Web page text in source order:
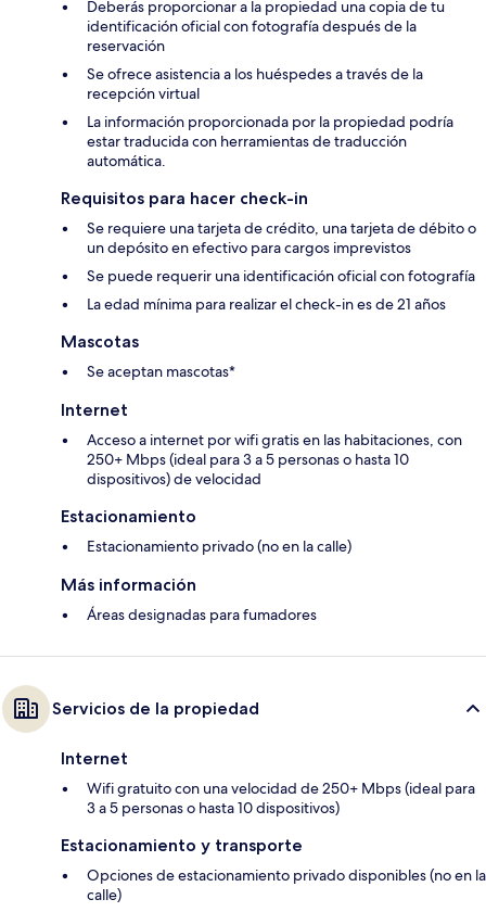
Deberás proporcionar a la propiedad una copia de tu
identificación oficial con fotografía después de la
reservación
Se ofrece asistencia a los huéspedes a través de la
recepción virtual
La información proporcionada por la propiedad podría
estar traducida con herramientas de traducción
automática.
Requisitos para hacer check-in
Se requiere una tarjeta de crédito, una tarjeta de débito o
un depósito en efectivo para cargos imprevistos
Se puede requerir una identificación oficial con fotografía
La edad mínima para realizar el check-in es de 21 años
Mascotas
Se aceptan mascotas*
Internet
Acceso a internet por wifi gratis en las habitaciones, con
250+ Mbps (ideal para 3 a 5 personas o hasta 10
dispositivos) de velocidad
Estacionamiento
Estacionamiento privado (no en la calle)
Más información
Áreas designadas para fumadores
Servicios de la propiedad
Internet
Wifi gratuito con una velocidad de 250+ Mbps (ideal para
3 a 5 personas o hasta 10 dispositivos)
Estacionamiento y transporte
Opciones de estacionamiento privado disponibles (no en la
calle)